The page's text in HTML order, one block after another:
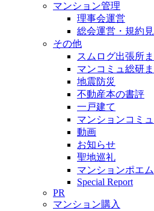
マンション管理
理事会運営
総会運営・規約
その他
スムログ出張所
マンコミュ総研
地震防災
不動産本の書評
一戸建て
マンションコミ
動画
お知らせ
聖地巡礼
マンションポエム
Special Report
PR
マンション購入